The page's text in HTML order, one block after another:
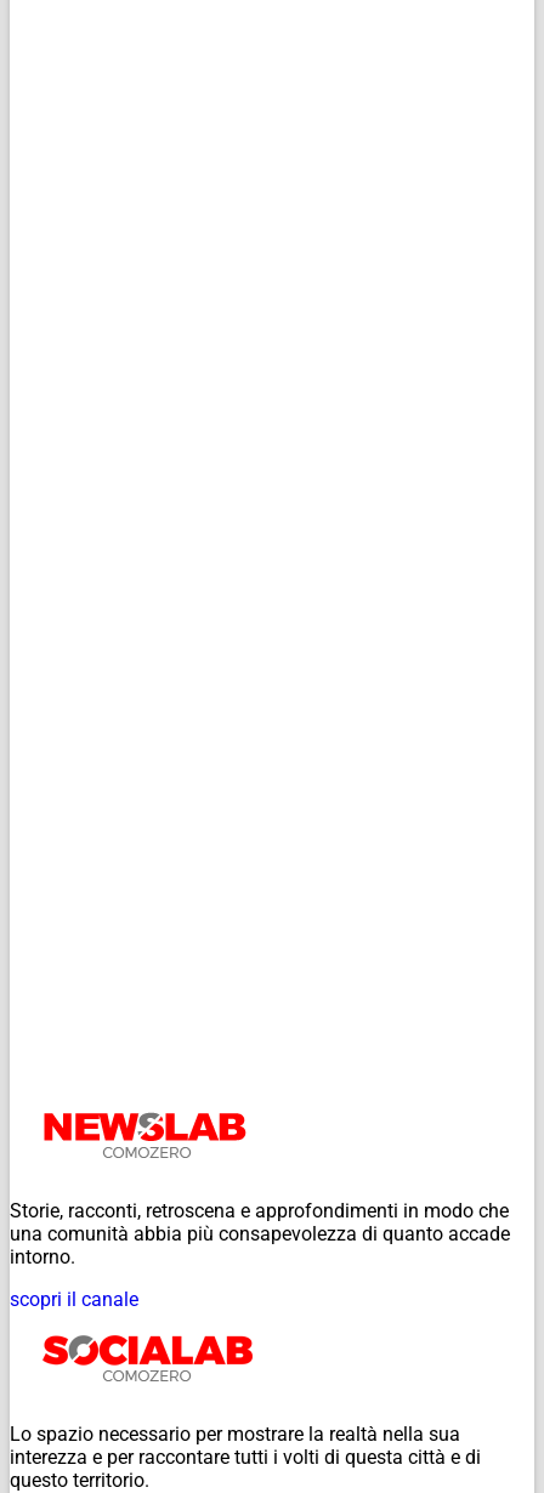
Storie, racconti, retroscena e approfondimenti in modo che
una comunità abbia più consapevolezza di quanto accade
intorno.
scopri il canale
Lo spazio necessario per mostrare la realtà nella sua
interezza e per raccontare tutti i volti di questa città e di
questo territorio.